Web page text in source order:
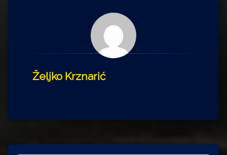
Željko Krznarić